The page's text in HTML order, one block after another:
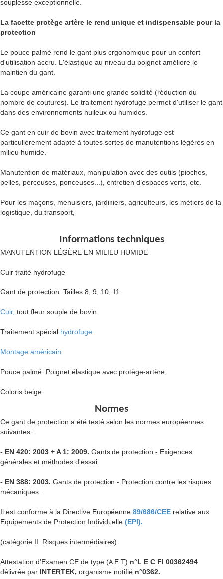
souplesse exceptionnelle.
La facette protège artère le rend unique et indispensable pour la
protection
Le pouce palmé rend le gant plus ergonomique pour un confort
d'utilisation accru. L'élastique au niveau du poignet améliore le
maintien du gant.
La coupe américaine garanti une grande solidité (réduction du
nombre de coutures). Le traitement hydrofuge permet d'utiliser le gant
dans des environnements huileux ou humides.
Ce gant en cuir de bovin avec traitement hydrofuge est
particulièrement adapté à toutes sortes de manutentions légères en
milieu humide.
Manutention de matériaux, manipulation avec des outils (pioches,
pelles, perceuses, ponceuses...), entretien d’espaces verts, etc.
Pour les maçons, menuisiers, jardiniers, agriculteurs, les métiers de la
logistique, du transport,
Informations techniques
MANUTENTION LÉGÈRE EN MILIEU HUMIDE
Cuir traité hydrofuge
Gant de protection. Tailles 8, 9, 10, 11.
Cuir, tout fleur souple de bovin.
Traitement spécial hydrofuge.
Montage américain.
Pouce palmé. Poignet élastique avec protège-artère.
Coloris beige.
Normes
Ce gant de protection a été testé selon les normes européennes
suivantes :
- EN 420: 2003 + A 1: 2009. Gants de protection - Exigences
générales et méthodes d'essai.
- EN 388: 2003. Gants de protection - Protection contre les risques
mécaniques.
Il est conforme à la Directive Européenne 89/686/CEE relative aux
Equipements de Protection Individuelle (EPI).
(catégorie II. Risques intermédiaires).
Attestation d’Examen CE de type (A E T) n°L E C FI 00362494
délivrée par INTERTEK, organisme notifié n°0362.